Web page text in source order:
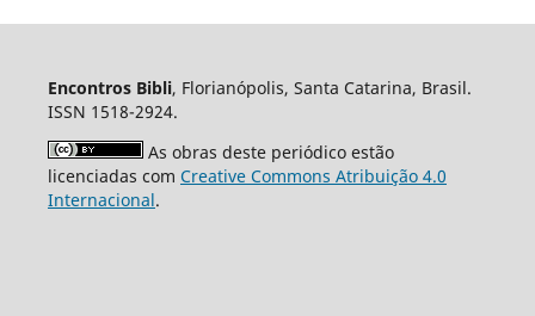
Encontros Bibli, Florianópolis, Santa Catarina, Brasil.
ISSN 1518-2924.
As obras deste periódico estão
licenciadas com Creative Commons Atribuição 4.0
Internacional.